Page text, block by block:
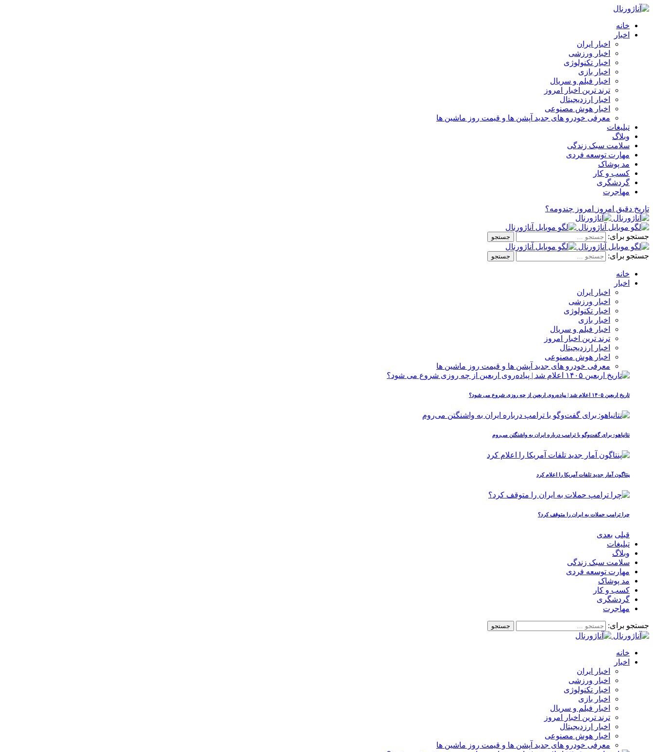
خانه
اخبار
اخبار ایران
اخبار ورزشی
اخبار تکنولوژی
اخبار بازی
اخبار فیلم و سریال
ترند ترین اخبار امروز
اخبار ارزدیجیتال
اخبار هوش مصنوعی
معرفی خودرو های جدید آپشن‌ ها و قیمت روز ماشین‌ ها
تبلیغات
وبلاگ
سلامت سبک زندگی
مهارت توسعه فردی
مد پوشاک
کسب و کار
گردشگری
مهاجرت
تاریخ دقیق امروز امروز چندومه؟
جستجو برای:
جستجو برای:
خانه
اخبار
اخبار ایران
اخبار ورزشی
اخبار تکنولوژی
اخبار بازی
اخبار فیلم و سریال
ترند ترین اخبار امروز
اخبار ارزدیجیتال
اخبار هوش مصنوعی
معرفی خودرو های جدید آپشن‌ ها و قیمت روز ماشین‌ ها
تاریخ اربعین ۱۴۰۵ اعلام شد | پیاده‌روی اربعین از چه روزی شروع می‌ شود؟
نتانیاهو: برای گفت‌وگو با ترامپ درباره ایران به واشنگتن می‌روم
پنتاگون آمار جدید تلفات آمریکا را اعلام کرد
چرا ترامپ حملات به ایران را متوقف کرد؟
قبلی بعدی
تبلیغات
وبلاگ
سلامت سبک زندگی
مهارت توسعه فردی
مد پوشاک
کسب و کار
گردشگری
مهاجرت
جستجو برای:
خانه
اخبار
اخبار ایران
اخبار ورزشی
اخبار تکنولوژی
اخبار بازی
اخبار فیلم و سریال
ترند ترین اخبار امروز
اخبار ارزدیجیتال
اخبار هوش مصنوعی
معرفی خودرو های جدید آپشن‌ ها و قیمت روز ماشین‌ ها